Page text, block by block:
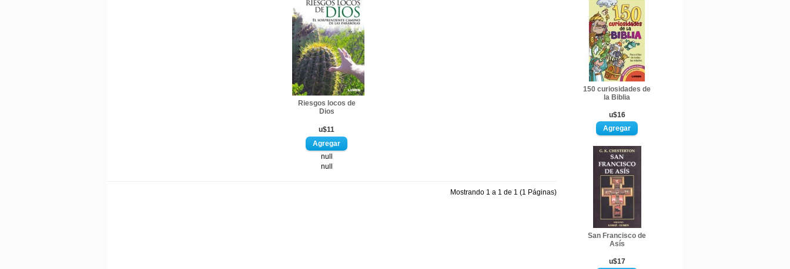
150 curiosidades de
la Biblia
u$16
San Francisco de
Asís
u$17
Riesgos locos de
Dios
u$11
null
null
Mostrando 1 a 1 de 1 (1 Páginas)